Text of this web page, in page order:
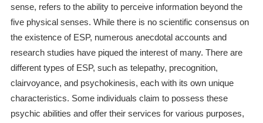
sense, refers to the ability to perceive information beyond the
five physical senses. While there is no scientific consensus on
the existence of ESP, numerous anecdotal accounts and
research studies have piqued the interest of many. There are
different types of ESP, such as telepathy, precognition,
clairvoyance, and psychokinesis, each with its own unique
characteristics. Some individuals claim to possess these
psychic abilities and offer their services for various purposes,